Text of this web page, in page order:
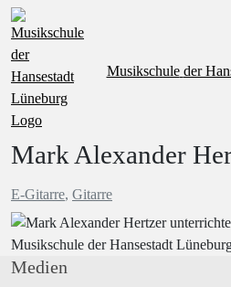
Musikschule der
Mark Alexander
E-Gitarre, Gitarre
Medien